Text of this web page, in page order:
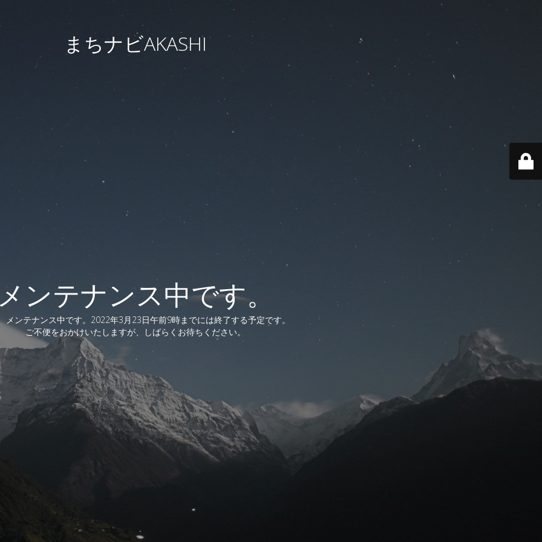
まちナビAKASHI
ンテナンス中です。
メンテナンス中です。2022年3月23日午前9時までには終了する予定です。
ご不便をおかけいたしますが、しばらくお待ちください。